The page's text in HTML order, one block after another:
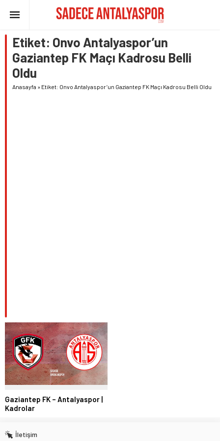
Etiket: Onvo Antalyaspor’un
Gaziantep FK Maçı Kadrosu Belli
Oldu
Anasayfa » Etiket: Onvo Antalyaspor’un Gaziantep FK Maçı Kadrosu Belli Oldu
Gaziantep FK – Antalyaspor |
Kadrolar
İletişim